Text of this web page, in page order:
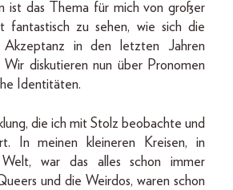
ist das Thema für mich von großer
fantastisch zu sehen, wie sich die
Akzeptanz in den letzten Jahren
Wir diskutieren nun über Pronomen
Identitäten.
die ich mit Stolz beobachte und
In meinen kleineren Kreisen, in
war das alles schon immer
und die Weirdos, waren schon